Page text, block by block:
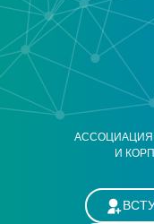
АССОЦИАЦИЯ
И